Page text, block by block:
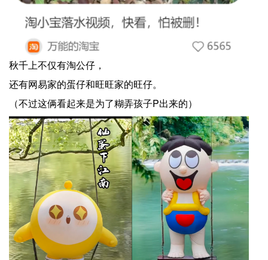
秋千上不仅有淘公仔，
还有网易家的蛋仔和旺旺家的旺仔。
（不过这俩看起来是为了糊弄孩子P出来的）